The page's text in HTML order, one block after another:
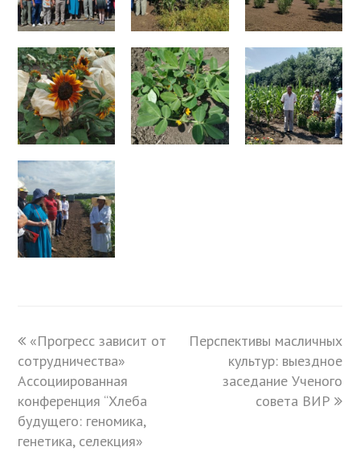
previous
post:
«Прогресс зависит от
сотрудничества»
Ассоциированная
конференция “Хлеба
будущего: геномика,
генетика, селекция»
next
Перспективы масличных
культур: выездное
заседание Ученого
совета ВИР